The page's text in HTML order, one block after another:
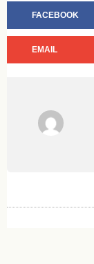
FACEBOOK
EMAIL